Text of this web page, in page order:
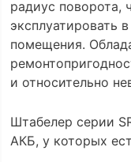
радиус поворота,
эксплуатировать
помещения.
и относительно
Штабелер серии
АКБ, у которых